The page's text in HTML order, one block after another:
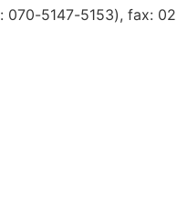
: 070-5147-5153), fax: